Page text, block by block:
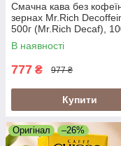
Смачна кава без
зернах Mr.Rich
500г (Mr.Rich Decaf),
арабіка Colombia
Німеччина
В наявності
777 ₴ 977 ₴
Купити
Оригінал –26%